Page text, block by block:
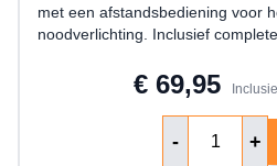
met een afstandsbediening voor
noodverlichting. Inclusief
€ 69,95
- +